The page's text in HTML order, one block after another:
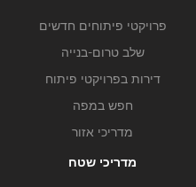
פרויקטי פיתוחים חדשים
שלב טרום-בנייה
דירות בפרויקטי פיתוח
חפש במפה
מדריכי אזור
מדריכי שטח